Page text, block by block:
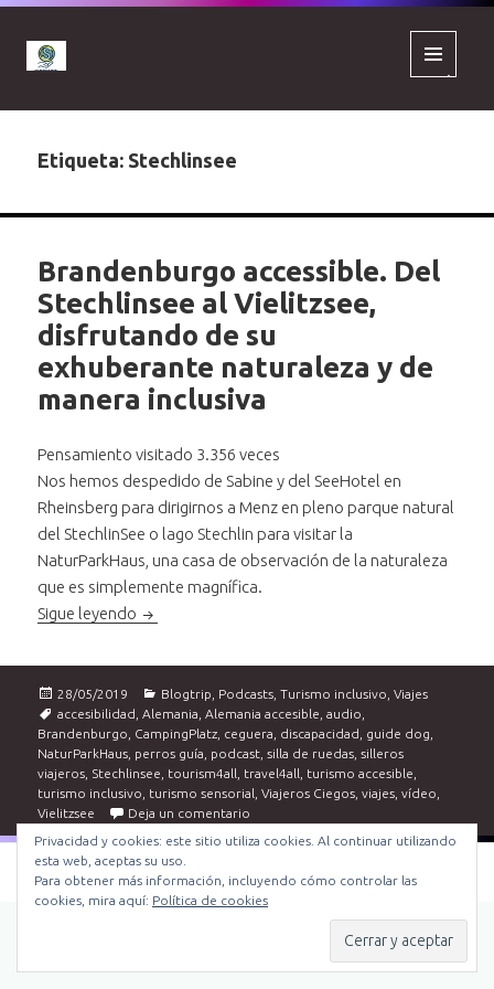
WIDGETS
Etiqueta: Stechlinsee
Brandenburgo accessible. Del
Stechlinsee al Vielitzsee,
disfrutando de su
exhuberante naturaleza y de
manera inclusiva
Pensamiento visitado 3.356 veces
Nos hemos despedido de Sabine y del SeeHotel en
Rheinsberg para dirigirnos a Menz en pleno parque natural
del StechlinSee o lago Stechlin para visitar la
NaturParkHaus, una casa de observación de la naturaleza
que es simplemente magnífica.
Sigue leyendo Brandenburgo accessible. Del Stechlinsee al
Publicado
el
28/05/2019 Categorías
Blogtrip Podcasts ,Turismo inclusivo ,Viajes
Etiquetas
accesibilidad ,Alemania ,Alemania accesible ,audio
Brandenburgo
CampingPlatz ceguera discapacidad guide dog
NaturParkHaus perros guía podcast ,silla de ruedas ,silleros
viajeros Stechlinsee tourism4all travel4all turismo accesible
turismo inclusivo
turismo sensorial ,Viajeros Ciegos ,viajes ,vídeo
Vielitzsee
Deja un comentario
Funciona gracias a WordPress
Privacidad y cookies: este sitio utiliza cookies. Al continuar utilizando
esta web, aceptas su uso.
Para obtener más información, incluyendo cómo controlar las
cookies, mira aquí: Política de cookies